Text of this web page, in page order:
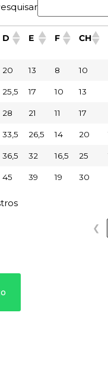
D E F CH
20 13 8 10
25,5 17 10 13
28 21 11 17
33,5 26,5 14 20
36,5 32 16,5 25
45 39 19 30
❮